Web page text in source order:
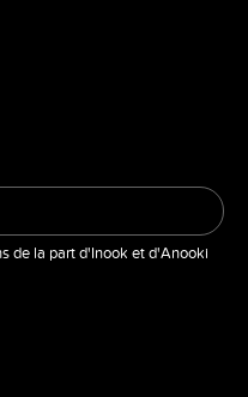
de la part d'Inook et d'Anooki